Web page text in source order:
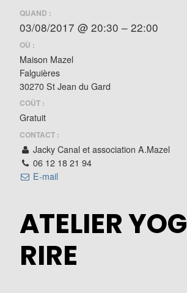
QUAND :
03/08/2017 @ 20:30 – 22:00
OÙ :
Maison Mazel
Falguières
30270 St Jean du Gard
COÛT :
Gratuit
CONTACT :
Jacky Canal et association A.Mazel
06 12 18 21 94
E-mail
ATELIER
RIRE